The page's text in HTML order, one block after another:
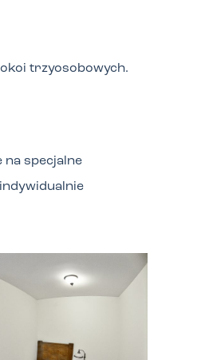
trzyosobowych.
specjalne